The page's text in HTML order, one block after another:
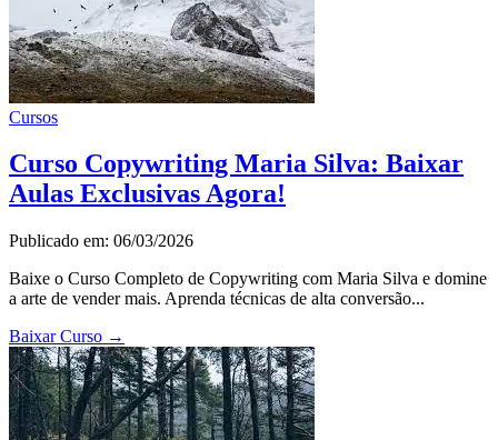
Cursos
Curso Copywriting Maria Silva: Baixar
Aulas Exclusivas Agora!
Publicado em: 06/03/2026
Baixe o Curso Completo de Copywriting com Maria Silva e domine
a arte de vender mais. Aprenda técnicas de alta conversão...
Baixar Curso →